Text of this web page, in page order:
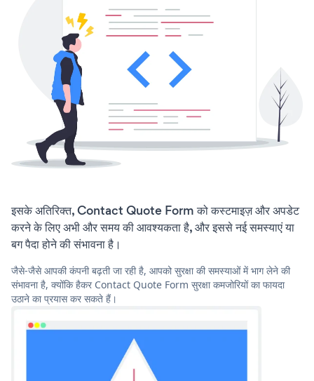
इसके अतिरिक्त, Contact Quote Form को कस्टमाइज़ और अपडेट
करने के लिए अभी और समय की आवश्यकता है, और इससे नई समस्याएं या
बग पैदा होने की संभावना है।
जैसे-जैसे आपकी कंपनी बढ़ती जा रही है, आपको सुरक्षा की समस्याओं में भाग लेने की
संभावना है, क्योंकि हैकर Contact Quote Form सुरक्षा कमजोरियों का फायदा
उठाने का प्रयास कर सकते हैं।